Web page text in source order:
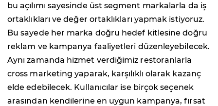
bu açılımı sayesinde üst segment markalarla da iş
ortaklıkları ve değer ortaklıkları yapmak istiyoruz.
Bu sayede her marka doğru hedef kitlesine doğru
reklam ve kampanya faaliyetleri düzenleyebilecek.
Aynı zamanda hizmet verdiğimiz restoranlarla
cross marketing yaparak, karşılıklı olarak kazanç
elde edebilecek. Kullanıcılar ise birçok seçenek
arasından kendilerine en uygun kampanya, fırsat